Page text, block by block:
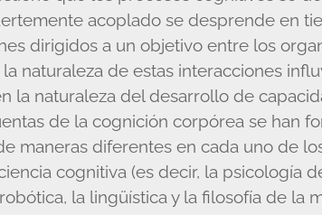
acoplado se desprende en
dirigidos a un objetivo entre los
naturaleza de estas interacciones
la naturaleza del desarrollo de
de la cognición corpórea se han
maneras diferentes en cada uno de
cognitiva (es decir, la psicología
la lingüística y la filosofía de la